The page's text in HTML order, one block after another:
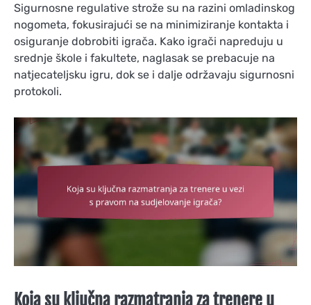
Sigurnosne regulative strože su na razini omladinskog
nogometa, fokusirajući se na minimiziranje kontakta i
osiguranje dobrobiti igrača. Kako igrači napreduju u
srednje škole i fakultete, naglasak se prebacuje na
natjecateljsku igru, dok se i dalje održavaju sigurnosni
protokoli.
Koja su ključna razmatranja za trenere u